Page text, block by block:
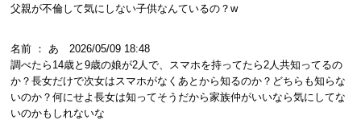
父親が不倫して気にしない子供なんているの？w
名前 ： あ 2026/05/09 18:48
調べたら14歳と9歳の娘が2人で、スマホを持ってたら2人共知ってるの
か？長女だけで次女はスマホがなくあとから知るのか？どちらも知らな
いのか？何にせよ長女は知ってそうだから家族仲がいいなら気にしてな
いのかもしれないな